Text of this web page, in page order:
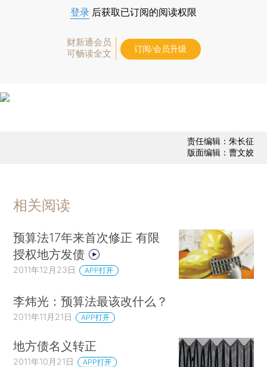
登录 后获取已订阅的阅读权限
财新通会员
可畅读全文
订阅/会员升级
责任编辑：朱长征
版面编辑：曹文姣
相关阅读
预算法17年来首次修正 有限
授权地方发债
2011年12月23日 APP打开
李炜光：预算法最该改什么？
2011年11月21日 APP打开
地方债名义转正
2011年10月21日 APP打开